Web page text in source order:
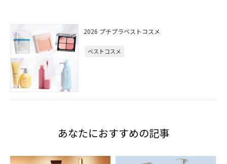
2026 プチプラベストコスメ
ベストコスメ
あなたにおすすめの記事